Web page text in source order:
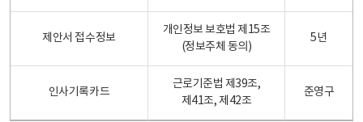
제안서 접수정보
개인정보 보호법 제15조
(정보주체 동의)
5년
인사기록카드
근로기준법 제39조,
제41조, 제42조
준영구